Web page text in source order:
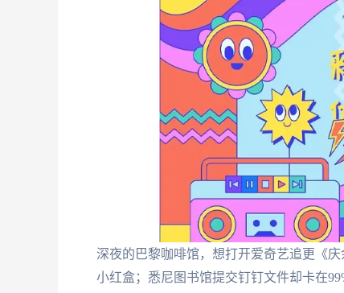
深夜的巴黎咖啡馆，想打开爱奇艺追更《
小红盒；悉尼图书馆提交钉钉文件却卡在